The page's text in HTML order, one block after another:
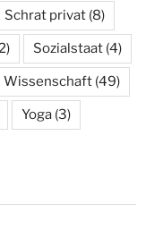
Schrat privat (8)
Sozialstaat (4)
Wissenschaft (49)
Yoga (3)